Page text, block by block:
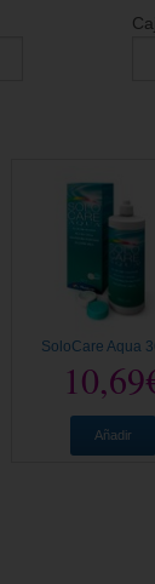
SoloCare Aqua
Añadir